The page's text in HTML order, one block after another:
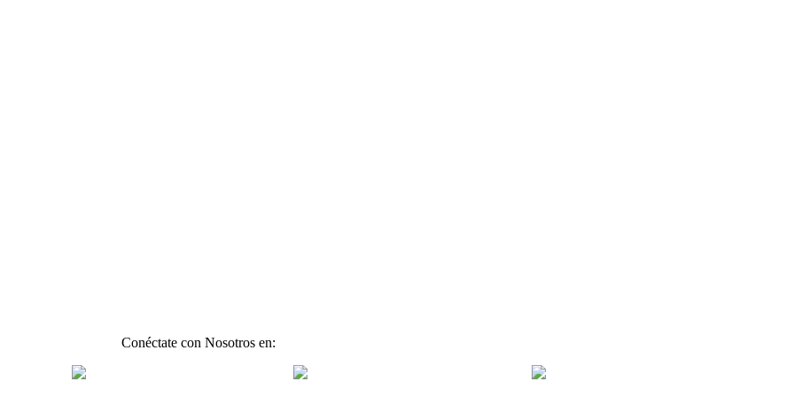
Conéctate con Nosotros en: